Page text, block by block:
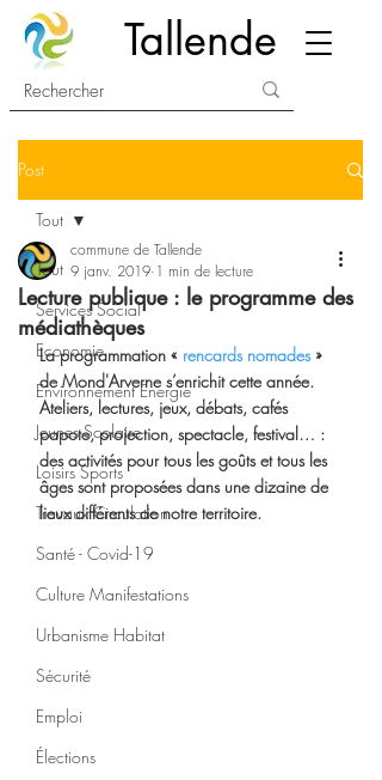
Tallende
Post
Tout
Services Social
Economie
Environnement Energie
Jeunes Scolaire
Loisirs Sports
Travaux Circulation
Santé - Covid-19
Culture Manifestations
Urbanisme Habitat
Sécurité
Emploi
Élections
Tout
Lecture publique : le programme des
médiathèques
commune de Tallende
9 janv. 2019 1 min de lecture
La programmation « rencards nomades »
de Mond'Arverne s’enrichit cette année.
Ateliers, lectures, jeux, débats, cafés
papote, projection, spectacle, festival… :
des activités pour tous les goûts et tous les
âges sont proposées dans une dizaine de
lieux différents de notre territoire.